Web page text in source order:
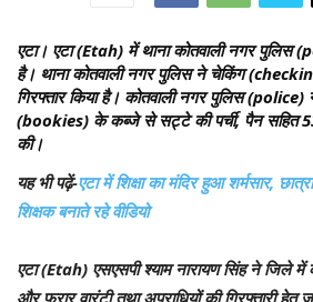
एटा। एटा (Etah) में थाना कोतवाली नगर पुलिस
है। थाना कोतवाली नगर पुलिस ने चेकिंग
गिरफ्तार किया है। कोतवाली नगर पुलिस (police)
(bookies) के कब्जे से सट्टे की पर्ची, पैन सहित
की।
यह भी पढ़ें-एटा में शिक्षा का मंदिर हुआ शर्मसार,
शिक्षक बनाते रहे वीडियो
एटा (Etah) एसएसपी श्याम नारायण सिंह ने जिले